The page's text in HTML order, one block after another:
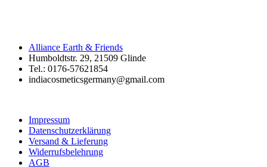
Alliance Earth & Friends
Humboldtstr. 29, 21509 Glinde
Tel.: 0176-57621854
indiacosmeticsgermany@gmail.com
Impressum
Datenschutzerklärung
Versand & Lieferung
Widerrufsbelehrung
AGB